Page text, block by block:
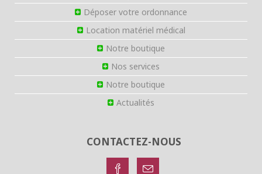
Déposer votre ordonnance
Location matériel médical
Notre boutique
Nos services
Notre boutique
Actualités
CONTACTEZ-NOUS